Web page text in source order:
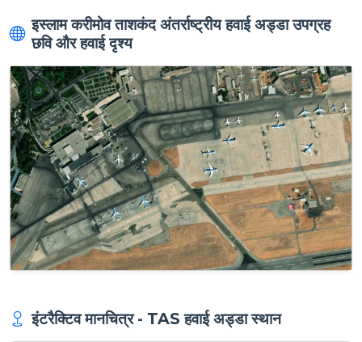
इस्लाम करीमोव ताशकंद अंतर्राष्ट्रीय हवाई अड्डा उपग्रह
छवि और हवाई दृश्य
इंटरैक्टिव मानचित्र - TAS हवाई अड्डा स्थान